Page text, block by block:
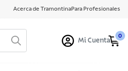
Acerca de TramontinaPara Profesionales
Mi Cuenta
0